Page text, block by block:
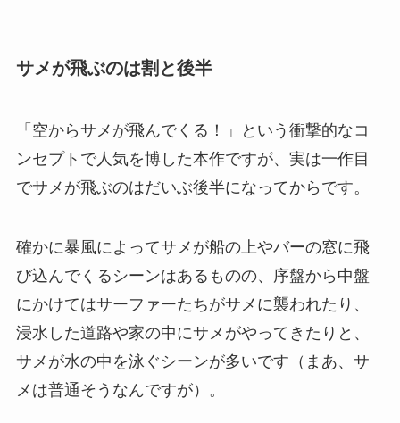
サメが飛ぶのは割と後半
「空からサメが飛んでくる！」という衝撃的なコ
ンセプトで人気を博した本作ですが、実は一作目
でサメが飛ぶのはだいぶ後半になってからです。
確かに暴風によってサメが船の上やバーの窓に飛
び込んでくるシーンはあるものの、序盤から中盤
にかけてはサーファーたちがサメに襲われたり、
浸水した道路や家の中にサメがやってきたりと、
サメが水の中を泳ぐシーンが多いです（まあ、サ
メは普通そうなんですが）。